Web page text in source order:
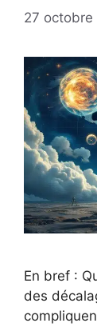
27 octobre
En bref :
des